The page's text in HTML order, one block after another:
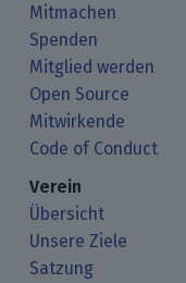
Mitmachen
Spenden
Mitglied werden
Open Source
Mitwirkende
Code of Conduct
Verein
Übersicht
Unsere Ziele
Satzung